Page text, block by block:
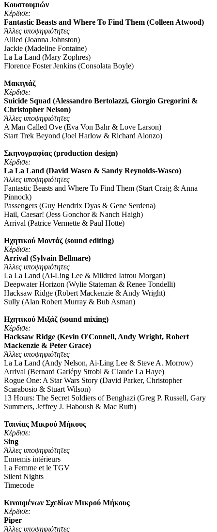
Κουστουμιών
Κέρδισε:
Fantastic Beasts and Where To Find Them (Colleen Atwood)
Άλλες υποψηφιότητες
Allied (Joanna Johnston)
Jackie (Madeline Fontaine)
La La Land (Mary Zophres)
Florence Foster Jenkins (Consolata Boyle)
Μακιγιάζ
Κέρδισε:
Suicide Squad (Alessandro Bertolazzi, Giorgio Gregorini &
Christopher Nelson)
Άλλες υποψηφιότητες
A Man Called Ove (Eva Von Bahr & Love Larson)
Start Trek Beyond (Joel Harlow & Richard Alonzo)
Σκηνογραφίας (production design)
Κέρδισε:
La La Land (David Wasco & Sandy Reynolds-Wasco)
Άλλες υποψηφιότητες
Fantastic Beasts and Where To Find Them (Start Craig & Anna
Pinnock)
Passengers (Guy Hendrix Dyas & Gene Serdena)
Hail, Caesar! (Jess Gonchor & Nanch Haigh)
Arrival (Patrice Vermette & Paul Hotte)
Ηχητικού Μοντάζ (sound editing)
Κέρδισε:
Arrival (Sylvain Bellmare)
Άλλες υποψηφιότητες
La La Land (Ai-Ling Lee & Mildred Iatrou Morgan)
Deepwater Horizon (Wylie Stateman & Renee Tondelli)
Hacksaw Ridge (Robert Mackenzie & Andy Wright)
Sully (Alan Robert Murray & Bub Asman)
Ηχητικού Μιξάζ (sound mixing)
Κέρδισε:
Hacksaw Ridge (Kevin O'Connell, Andy Wright, Robert
Mackenzie & Peter Grace)
Άλλες υποψηφιότητες
La La Land (Andy Nelson, Ai-Ling Lee & Steve A. Morrow)
Arrival (Bernard Gariépy Strobl & Claude La Haye)
Rogue One: A Star Wars Story (David Parker, Christopher
Scarabosio & Stuart Wilson)
13 Hours: The Secret Soldiers of Benghazi (Greg P. Russell, Gary
Summers, Jeffrey J. Haboush & Mac Ruth)
Ταινίας Μικρού Μήκους
Κέρδισε:
Sing
Άλλες υποψηφιότητες
Ennemis intérieurs
La Femme et le TGV
Silent Nights
Timecode
Κινουμένων Σχεδίων Μικρού Μήκους
Κέρδισε:
Piper
Άλλες υποψηφιότητες